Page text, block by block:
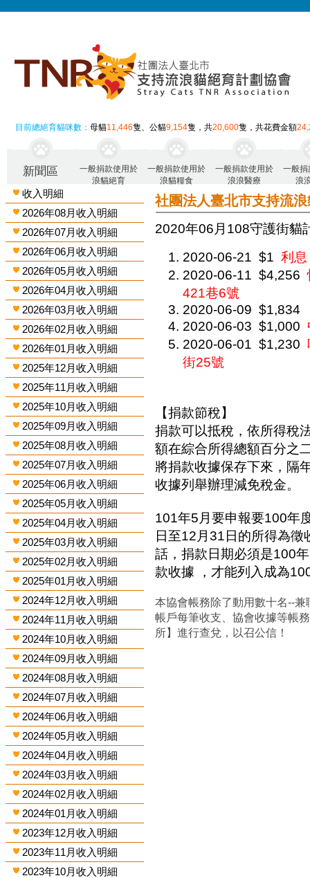
目前總絕育貓咪數：母貓11,446隻、公貓9,154隻，共20,600隻，共花費金額
新聞區
一般捐款使用於
浪貓絕育
一般捐款使用於
浪貓糧食
一般捐款使用於
浪浪醫療
一般捐
浪
收入明細
2026年08月收入明細
2026年07月收入明細
2026年06月收入明細
2026年05月收入明細
2026年04月收入明細
2026年03月收入明細
2026年02月收入明細
2026年01月收入明細
2025年12月收入明細
2025年11月收入明細
2025年10月收入明細
2025年09月收入明細
2025年08月收入明細
2025年07月收入明細
2025年06月收入明細
2025年05月收入明細
2025年04月收入明細
2025年03月收入明細
2025年02月收入明細
2025年01月收入明細
2024年12月收入明細
2024年11月收入明細
2024年10月收入明細
2024年09月收入明細
2024年08月收入明細
2024年07月收入明細
2024年06月收入明細
2024年05月收入明細
2024年04月收入明細
2024年03月收入明細
2024年02月收入明細
2024年01月收入明細
2023年12月收入明細
2023年11月收入明細
2023年10月收入明細
社團法人臺北市支持流
2020年06月 108守護街貓
2020-06-21 $1 利息
2020-06-11 $4,256
421巷6號
2020-06-09 $1,834
2020-06-03 $1,000
2020-06-01 $1,230
街25號
【捐款節稅】
捐款可以抵稅，依所得稅
額在綜合所得總額百分之
將捐款收據保存下來，隔
收據列舉辦理減免稅金。
101年5月要申報要100年
日至12月31日的所得為
話，捐款日期必須是100
款收據 ，才能列入成為
本協會帳務除了動用數十名--
帳戶每筆收支、協會收據等帳
所】進行查兌，以召公信！